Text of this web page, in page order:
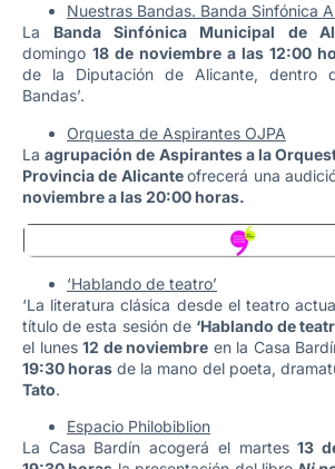
Nuestras Bandas. Banda Sinfónica
La Banda Sinfónica Municipal de
domingo 18 de noviembre a las 12:00
de la Diputación de Alicante, dentro
Bandas’.
Orquesta de Aspirantes OJPA
Laagrupación de Aspirantes a la
Provincia de Alicanteofrecerá una
noviembre a las 20:00 horas.
‘Hablando de teatro’
‘La literatura clásica desde el teatro
título de esta sesión de ‘Hablando de
el lunes12 de noviembre en la Casa
19:30 horas de la mano del poeta,
Tato.
Espacio Philobiblion
La Casa Bardín acogerá el martes13